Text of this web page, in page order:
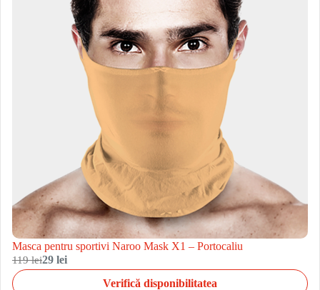
Masca pentru sportivi Naroo Mask X1 – Portocaliu
119 lei29 lei
Verifică disponibilitatea